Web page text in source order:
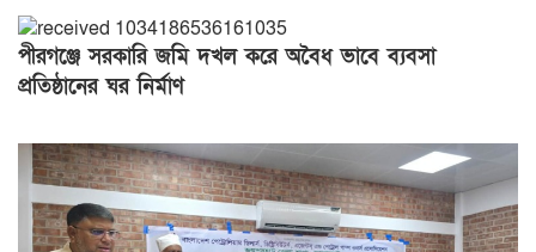
পীরগঞ্জে সরকারি জমি দখল করে অবৈধ ভাবে ব্যবসা
প্রতিষ্ঠানের ঘর নির্মাণ